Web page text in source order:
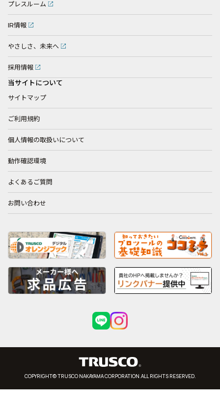
プレスルーム
IR情報
やさしさ、未来へ
採用情報
当サイトについて
サイトマップ
ご利用規約
個人情報の取扱いについて
動作確認環境
よくあるご質問
お問い合わせ
COPYRIGHT© TRUSCO NAKAYAMA CORPORATION.ALL RIGHTS RESERVED.